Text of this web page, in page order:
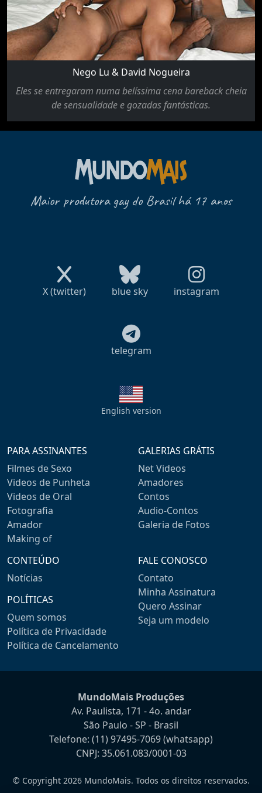
Nego Lu & David Nogueira
Eles se entregaram numa belíssima cena bareback cheia
de sensualidade e gozadas fantásticas.
Maior produtora gay do Brasil há 17 anos
X (twitter) blue sky instagram
telegram
English version
PARA ASSINANTES
Filmes de Sexo
Videos de Punheta
Videos de Oral
Fotografia
Amador
Making of
GALERIAS GRÁTIS
Net Videos
Amadores
Contos
Audio-Contos
Galeria de Fotos
CONTEÚDO
Notícias
POLÍTICAS
Quem somos
Política de Privacidade
Política de Cancelamento
FALE CONOSCO
Contato
Minha Assinatura
Quero Assinar
Seja um modelo
MundoMais Produções
Av. Paulista, 171 - 4o. andar
São Paulo - SP - Brasil
Telefone: (11) 97495-7069(whatsapp)
CNPJ: 35.061.083/0001-03
© Copyright 2026 MundoMais. Todos os direitos reservados.